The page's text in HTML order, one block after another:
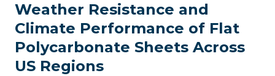
Weather Resistance and
Climate Performance of Flat
Polycarbonate Sheets Across
US Regions